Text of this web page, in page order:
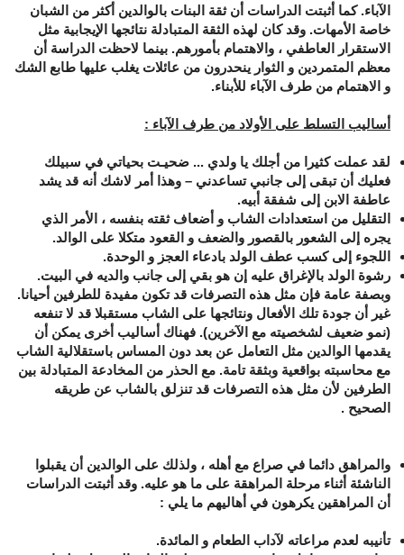
الآباء. كما أثبتت الدراسات أن ثقة البنات بالوالدين أكثر من الشبان
خاصة الأمهات. وقد كان لهذه الثقة المتبادلة نتائجها الإيجابية مثل
الاستقرار العاطفي ، والاهتمام بأمورهم. بينما لاحظت الدراسة أن
معظم المتمردين و الثوار ينحدرون من عائلات يغلب عليها طابع الشك
و الاهتمام من طرف الآباء للأبناء.
أساليب التسلط على الأولاد من طرف الآباء :
لقد عملت كثيرا من أجلك يا ولدي ... ضحيـت بحياتي في سبيلك
فعليك أن تبقى إلى جانبي تساعدني – وهذا أمر لاشك أنه قد يشد
عاطفة الابن إلى شفقة أبيه.
التقليل من استعدادات الشاب و أضعاف ثقته بنفسه ، الأمر الذي
يجره إلى الشعور بالقصور والضعف و القعود متكلا على الوالد.
اللجوء إلى كسب عطف الولد بادعاء العجز و الوحدة.
رشوة الولد بالإغراق عليه إن هو بقي إلى جانب والديه في البيت.
وبصفة عامة فإن مثل هذه التصرفات قد تكون مفيدة للطرفين أحيانا.
غير أن جودة تلك الأفعال ونتائجها على الشاب مستقبلا قد لا تنفعه
(نمو ضعيف لشخصيته مع الآخرين). فهناك أساليب أخرى يمكن أن
يقدمها الوالدين مثل التعامل عن بعد دون المساس باستقلالية الشاب
مع محاسبته بواقعية وبثقة تامة. مع الحذر من المخادعة المتبادلة بين
الطرفين لأن مثل هذه التصرفات قد تنزلق بالشاب عن طريقه
الصحيح .
والمراهق دائما في صراع مع أهله ، ولذلك على الوالدين أن يقبلوا
الناشئة أثناء مرحلة المراهقة على ما هو عليه. وقد أثبتت الدراسات
أن المراهقين يكرهون في أهاليهم ما يلي :
تأنيبه لعدم مراعاته لآداب الطعام و المائدة.